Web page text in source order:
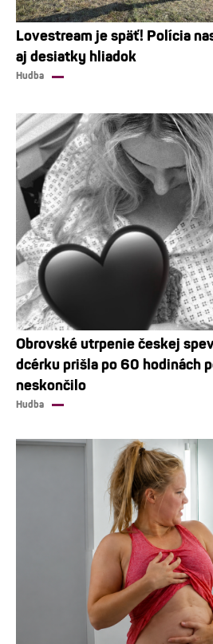
Lovestream je späť! Polícia
aj desiatky hliadok
Hudba
Obrovské utrpenie českej
dcérku prišla po 60 hodinách
neskončilo
Hudba